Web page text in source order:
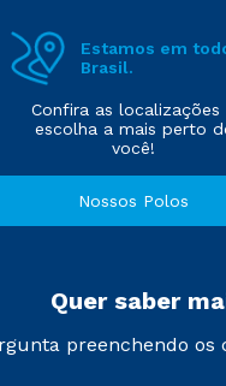
Estamos em
Brasil.
Confira as localizações
escolha a mais perto
você!
Nossos Polos
Quer saber
preenchendo